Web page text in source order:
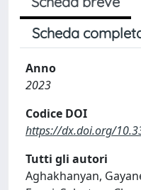
Scheda
Anno
2023
Codice DOI
https://dx.doi.org/
Tutti gli autori
Aghakhanyan,